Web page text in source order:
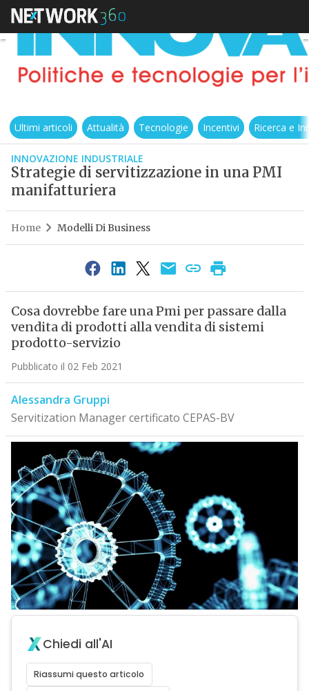
Ultimi articoli Attualità Tecnologie Incentivi Ricerca e
INNOVAZIONE INDUSTRIALE
Strategie di servitizzazione in una PMI
manifatturiera
Home Modelli Di Business
Cosa dovrebbe fare una Pmi per passare dalla
vendita di prodotti alla vendita di sistemi
prodotto-servizio
Pubblicato il 02 Feb 2021
Alessandra Gruppi
Servitization Manager certificato CEPAS-BV
Chiedi all'AI
Riassumi questo articolo